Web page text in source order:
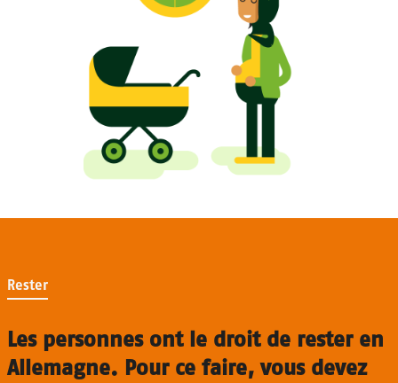
Rester
Les personnes ont le droit de rester en
Allemagne. Pour ce faire, vous devez